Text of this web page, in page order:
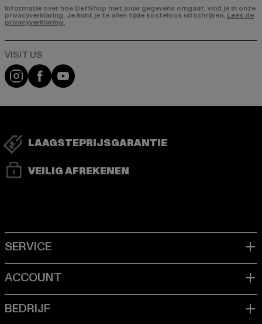
Informatie over hoe DefShop met jouw gegevens omgaat, vind je in onze
privacyverklaring. Je kunt je te allen tijde kosteloos uitschrijven. Lees de
privacyverklaring.
Visit our Instagram page:
Visit our Facebook page:
Visit our YouTube channel:
LAAGSTEPRIJSGARANTIE
VEILIG AFREKENEN